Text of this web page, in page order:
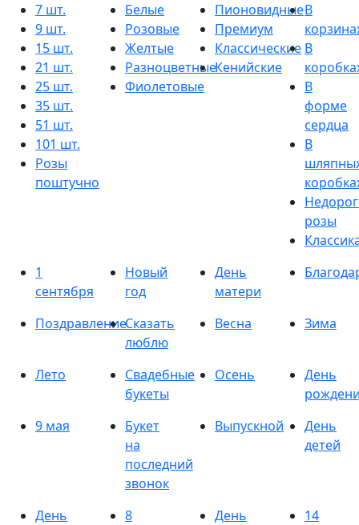
7 шт.
9 шт.
15 шт.
21 шт.
25 шт.
35 шт.
51 шт.
101 шт.
Розы
поштучно
Белые
Розовые
Желтые
Разноцветные
Фиолетовые
Пионовидные
Премиум
Классические
Кенийские
В
В
В
форме
сердца
В
розы
1
сентября
Новый
год
День
матери
ПоздравлениеСказать
люблю
Весна Зима
Лето
Свадебные
букеты
Осень
День
9 мая
Букет
на
последний
звонок
Выпускной
День
детей
День
8
День
14